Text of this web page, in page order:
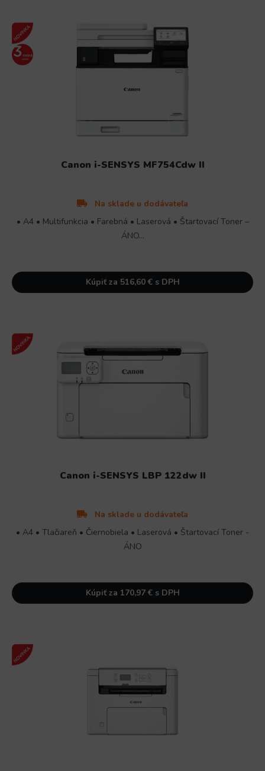
Canon i-SENSYS MF754Cdw II
Na sklade u dodávateľa
• A4 • Multifunkcia • Farebná • Laserová • Štartovací Toner –
ÁNO...
Kúpiť za 516,60 € s DPH
Canon i-SENSYS LBP 122dw II
Na sklade u dodávateľa
• A4 • Tlačiareň • Čiernobiela • Laserová • Štartovací Toner -
ÁNO
Kúpiť za 170,97 € s DPH